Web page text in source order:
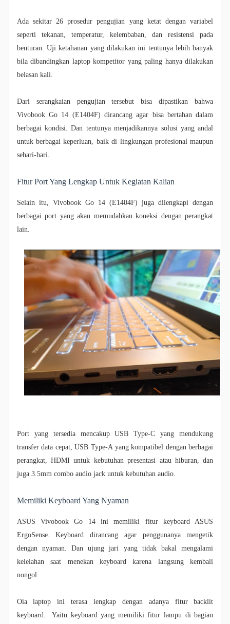
Ada sekitar 26 prosedur pengujian yang ketat dengan variabel
seperti tekanan, temperatur, kelembaban, dan resistensi pada
benturan. Uji ketahanan yang dilakukan ini tentunya lebih banyak
bila dibandingkan laptop kompetitor yang paling hanya dilakukan
belasan kali.
Dari serangkaian pengujian tersebut bisa dipastikan bahwa
Vivobook Go 14 (E1404F) dirancang agar bisa bertahan dalam
berbagai kondisi. Dan tentunya menjadikannya solusi yang andal
untuk berbagai keperluan, baik di lingkungan profesional maupun
sehari-hari.
Fitur Port Yang Lengkap Untuk Kegiatan Kalian
Selain itu, Vivobook Go 14 (E1404F) juga dilengkapi dengan
berbagai port yang akan memudahkan koneksi dengan perangkat
lain.
Port yang tersedia mencakup USB Type-C yang mendukung
transfer data cepat, USB Type-A yang kompatibel dengan berbagai
perangkat, HDMI untuk kebutuhan presentasi atau hiburan, dan
juga 3.5mm combo audio jack untuk kebutuhan audio.
Memiliki Keyboard Yang Nyaman
ASUS Vivobook Go 14 ini memiliki fitur keyboard ASUS
ErgoSense. Keyboard dirancang agar penggunanya mengetik
dengan nyaman. Dan ujung jari yang tidak bakal mengalami
kelelahan saat menekan keyboard karena langsung kembali
nongol.
Oia laptop ini terasa lengkap dengan adanya fitur backlit
keyboard. Yaitu keyboard yang memiliki fitur lampu di bagian